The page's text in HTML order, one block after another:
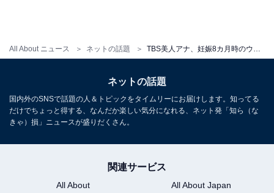
All About ニュース ネットの話題
ネットの話題
国内外のSNSで話題の人＆トピックをタイムリーにお届けします。知ってる
だけでちょっと得する、なんだか楽しい気分になれる、ネット発「知ら（な
きゃ）損」ニュースが盛りだくさん。
関連サービス
All About
All About Japan